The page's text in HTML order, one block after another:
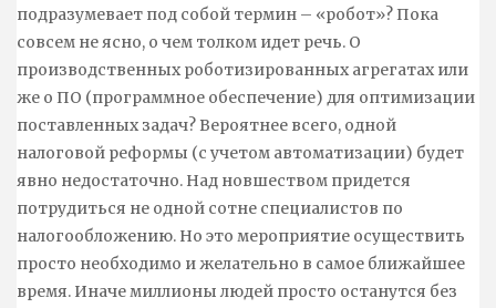
подразумевает под собой термин – «робот»? Пока
совсем не ясно, о чем толком идет речь. О
производственных роботизированных агрегатах или
же о ПО (программное обеспечение) для оптимизации
поставленных задач? Вероятнее всего, одной
налоговой реформы (с учетом автоматизации) будет
явно недостаточно. Над новшеством придется
потрудиться не одной сотне специалистов по
налогообложению. Но это мероприятие осуществить
просто необходимо и желательно в самое ближайшее
время. Иначе миллионы людей просто останутся без